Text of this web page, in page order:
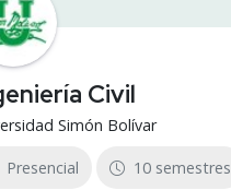
Civil
Simón Bolívar
Presencial 10 semestres